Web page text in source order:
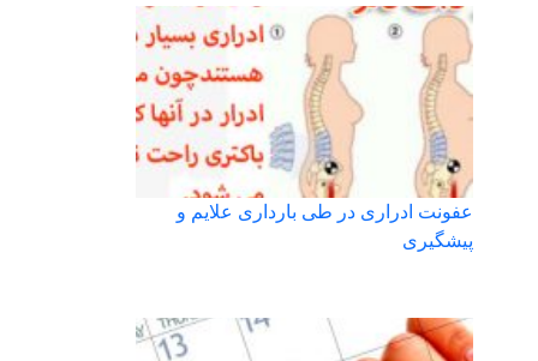
عفونت ادراری در طی بارداری علایم و
پیشگیری